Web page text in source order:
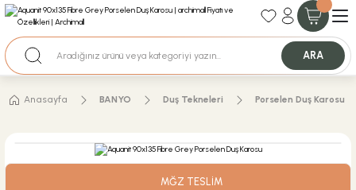
35+ Yıllık Tecrübe
Nakit Ödemeli Özel Fiyatlar için Bizden Teklif Alabilirsiniz.
ARA
Anasayfa BANYO Duş Tekneleri Porselen Duş Karosu
MĞZ TESLİM